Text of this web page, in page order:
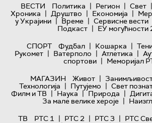
ВЕСТИ Политика | Регион | Свет |
Хроника | Друштво | Економија |
у Украјини | Време | Сервисне вести
Подкаст | ЕУ могућности
СПОРТ
Фудбал | Кошарка |
Рукомет | Ватерполо | Атлетика |
спортови | Меморијал
МАГАЗИН
Живот |
Технологијa | Путујемо | Свет
Филм и ТВ | Наука | Природа |
За мале велике хероје |
ТВ
РТС 1 | РТС 2 | РТС 3 | РТС